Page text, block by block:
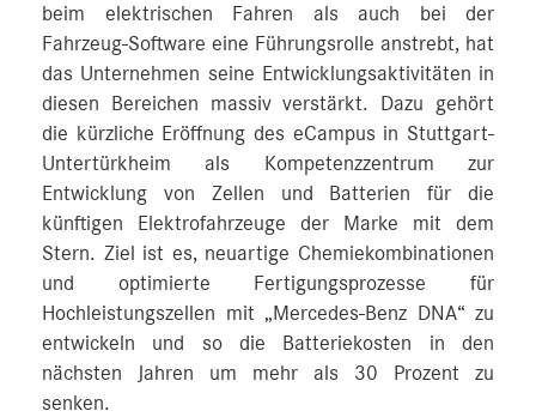
beim elektrischen Fahren als auch bei der
Fahrzeug-Software eine Führungsrolle anstrebt, hat
das Unternehmen seine Entwicklungsaktivitäten in
diesen Bereichen massiv verstärkt. Dazu gehört
die kürzliche Eröffnung des eCampus in Stuttgart-
Untertürkheim als Kompetenzzentrum zur
Entwicklung von Zellen und Batterien für die
künftigen Elektrofahrzeuge der Marke mit dem
Stern. Ziel ist es, neuartige Chemiekombinationen
und optimierte Fertigungsprozesse für
Hochleistungszellen mit „Mercedes‑Benz DNA“ zu
entwickeln und so die Batteriekosten in den
nächsten Jahren um mehr als 30 Prozent zu
senken.